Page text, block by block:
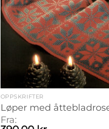
OPPSKRIFTER
Løper med
Fra: